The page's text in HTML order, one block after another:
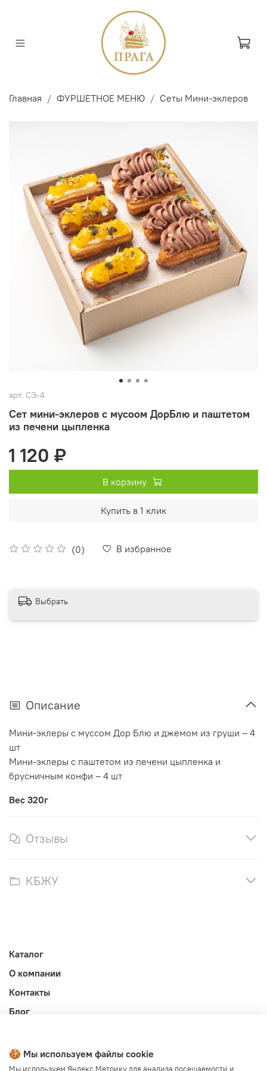
Главная ФУРШЕТНОЕ МЕНЮ Сеты Мини-эклеров
арт. СЭ-4
Сет мини-эклеров с мусоом ДорБлю и паштетом
из печени цыпленка
(0) В избранное
1 120 ₽
В корзину
Купить в 1 клик
Выбрать
Описание
Мини-эклеры с муссом Дор Блю и джемом из груши – 4
шт
Мини-эклеры с паштетом из печени цыпленка и
брусничным конфи – 4 шт
Вес 320г
Отзывы
КБЖУ
Каталог
О компании
Контакты
Блог
Публичная оферта
Политика конфиденциальности и обработки ПД
🍪 Мы используем файлы cookie